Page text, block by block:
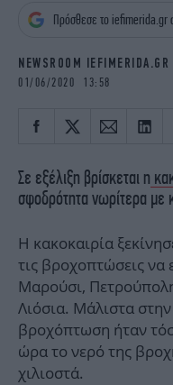
iBOOKS
MEDIA
Πρόσθεσε το iefimerida.gr
NEWSROOM IEFIMERIDA.GR
01/06/2020 13:58
Σε εξέλιξη βρίσκεται η
σφοδρότητα νωρίτερα με
Η κακοκαιρία
τις βροχοπτώσεις να
Μαρούσι,
Λιόσια. Μάλιστα
βροχόπτωση ήταν
ώρα το νερό της
χιλιοστά.